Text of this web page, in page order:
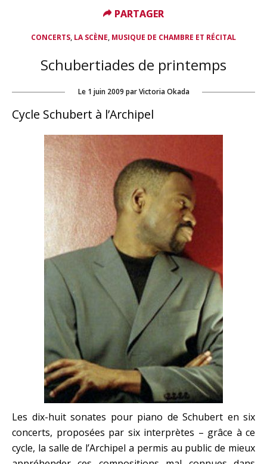
CONCERTS, LA SCÈNE, MUSIQUE DE CHAMBRE ET RÉCITAL
Schubertiades de printemps
Le 1 juin 2009 par Victoria Okada
Cycle Schubert à l’Archipel
Les dix-huit sonates pour piano de Schubert en six
concerts, proposées par six interprètes – grâce à ce
cycle, la salle de l’Archipel a permis au public de mieux
PARTAGER
PARTAGER